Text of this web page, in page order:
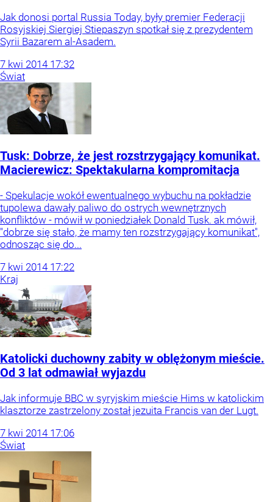
Jak donosi portal Russia Today, były premier Federacji
Rosyjskiej Siergiej Stiepaszyn spotkał się z prezydentem
Syrii Bazarem al-Asadem.
7 kwi 2014 17:32
Świat
Tusk: Dobrze, że jest rozstrzygający komunikat.
Macierewicz: Spektakularna kompromitacja
- Spekulacje wokół ewentualnego wybuchu na pokładzie
tupolewa dawały paliwo do ostrych wewnętrznych
konfliktów - mówił w poniedziałek Donald Tusk. ak mówił,
"dobrze się stało, że mamy ten rozstrzygający komunikat",
odnosząc się do...
7 kwi 2014 17:22
Kraj
Katolicki duchowny zabity w oblężonym mieście.
Od 3 lat odmawiał wyjazdu
Jak informuje BBC w syryjskim mieście Hims w katolickim
klasztorze zastrzelony został jezuita Francis van der Lugt.
7 kwi 2014 17:06
Świat